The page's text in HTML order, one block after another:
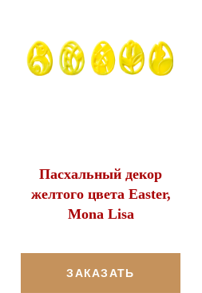
Пасхальный декор
желтого цвета Easter,
Mona Lisa
ЗАКАЗАТЬ